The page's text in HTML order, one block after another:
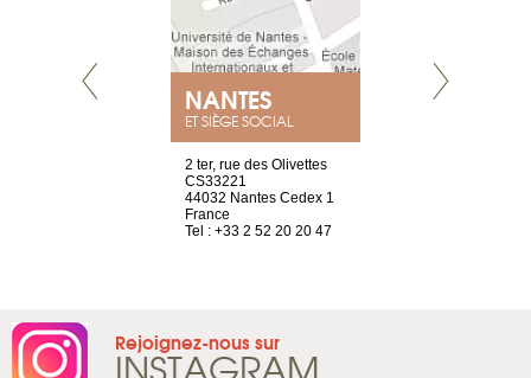
NANTES
ET SIÈGE SOCIAL
2 ter, rue des Olivettes
CS33221
44032 Nantes Cedex 1
France
Tel : +33 2 52 20 20 47
Rejoignez-nous sur